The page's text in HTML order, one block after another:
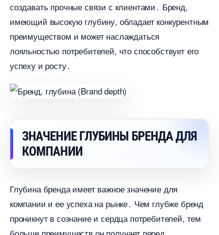
создавать прочные связи с клиентами․ Бренд,
имеющий высокую глубину, обладает конкурентным
преимуществом и может наслаждаться
лояльностью потребителей, что способствует его
успеху и росту․
ЗНАЧЕНИЕ ГЛУБИНЫ БРЕНДА ДЛЯ
КОМПАНИИ
Глубина бренда имеет важное значение для
компании и ее успеха на рынке․ Чем глубже бренд
проникнут в сознание и сердца потребителей, тем